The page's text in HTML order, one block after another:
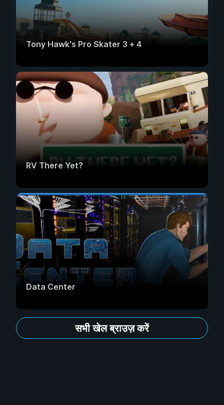
Tony Hawk's Pro Skater 3 + 4
RV There Yet?
Data Center
सभी खेल ब्राउज़ करें